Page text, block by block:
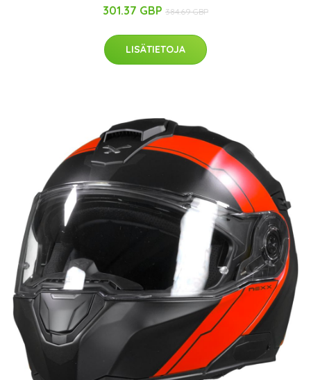
301.37 GBP 384.69 GBP
LISÄTIETOJA